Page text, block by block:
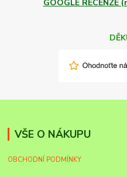
GOOGLE
VŠE O NÁKUPU
OBCHODNÍ PODMÍNKY